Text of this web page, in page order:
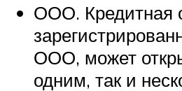
ООО. Кредитная
ООО, может
одним, так и